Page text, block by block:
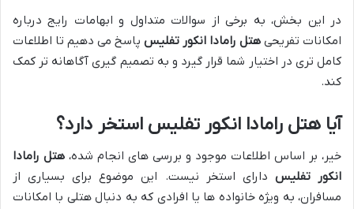
در این بخش، به برخی از سوالات متداول و ابهامات رایج درباره
امکانات تفریحی هتل رامادا انکور تفلیس پاسخ می دهیم تا اطلاعات
کامل تری در اختیار شما قرار گیرد و به تصمیم گیری آگاهانه تر کمک
کند.
آیا هتل رامادا انکور تفلیس استخر دارد؟
خیر، بر اساس اطلاعات موجود و بررسی های انجام شده، هتل رامادا
انکور تفلیس دارای استخر نیست. این موضوع برای بسیاری از
مسافران، به ویژه خانواده ها یا افرادی که به دنبال هتلی با امکانات